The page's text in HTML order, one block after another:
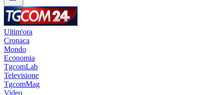
Ultim'ora
Cronaca
Mondo
Economia
TgcomLab
Televisione
TgcomMag
Video